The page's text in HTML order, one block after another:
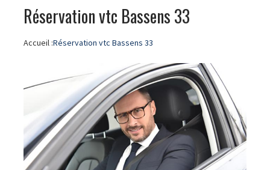
Réservation vtc Bassens 33
Accueil :Réservation vtc Bassens 33